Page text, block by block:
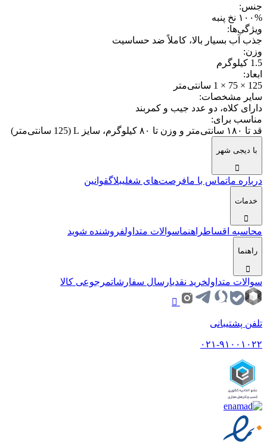
جنس:
۱۰۰% نخ پنبه
ویژگی‌ها:
جذب آب بسیار بالا، کاملاً ضد حساسیت
وزن:
1.5 کیلوگرم
ابعاد:
125 × 75 × 1 سانتی‌متر
سایر مشخصات:
دارای کلاه، دو عدد جیب و کمربند
مناسب برای:
قد تا ۱۸۰ سانتی‌متر و وزن تا ۸۰ کیلوگرم، سایز L (125 سانتی‌متر)
با دیجی شهر
درباره ماتماس با مافرصت‌های شغلیبلاگقوانین
خدمات
محاسبه اقساطراهنماسوالات متداولفروشنده شوید
راهنما
سوالات متداولخرید نقدیارسال سفارشاتمرجوعی کالا
تلفن پشتیبانی
۰۲۱-۹۱۰۰۱۰۲۲